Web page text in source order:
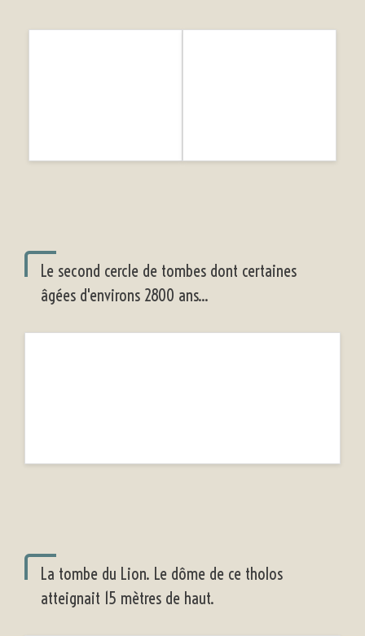
Le second cercle de tombes dont certaines
âgées d'environs 2800 ans...
La tombe du Lion. Le dôme de ce tholos
atteignait 15 mètres de haut.